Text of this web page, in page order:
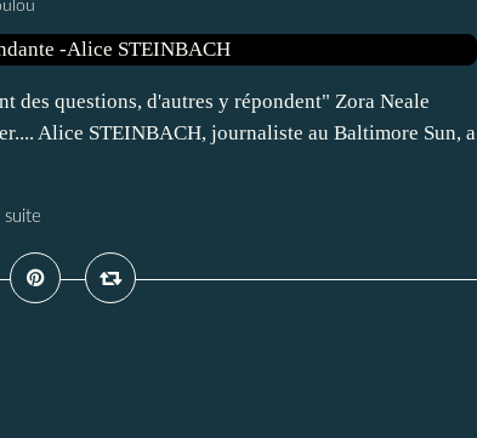
des questions, d'autres y répondent" Zora Neale
Alice STEINBACH, journaliste au Baltimore Sun, a
suite